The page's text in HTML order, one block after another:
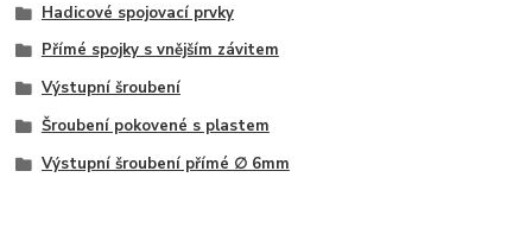
Hadicové spojovací prvky
Přímé spojky s vnějším závitem
Výstupní šroubení
Šroubení pokovené s plastem
Výstupní šroubení přímé ∅ 6mm